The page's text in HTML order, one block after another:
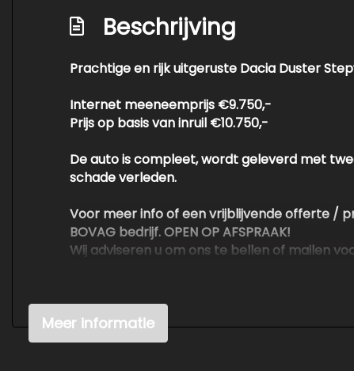
Beschrijving
Prachtige en rijk uitgeruste Dacia Duster
Internet meeneemprijs €9.750,-
Prijs op basis van inruil €10.750,-
De auto is compleet, wordt geleverd met
schade verleden.
Voor meer info of een vrijblijvende offerte /
BOVAG bedrijf. OPEN OP AFSPRAAK!
Wij adviseren u om ons te bellen of mailen
Voor meer en betere foto's kijk op de
Kwaliteit is voor ons erg belangrijk. Wij
Meer informatie